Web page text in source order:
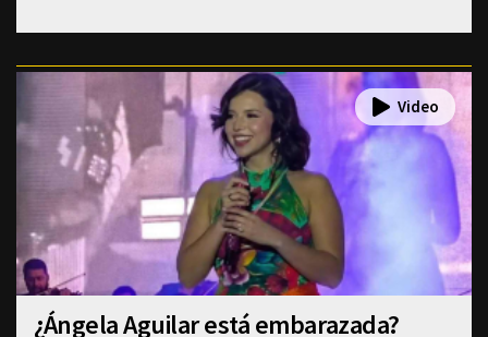
¿Ángela Aguilar está embarazada?